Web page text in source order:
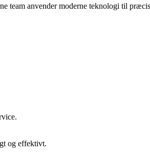
team anvender moderne teknologi til
og effektivt.